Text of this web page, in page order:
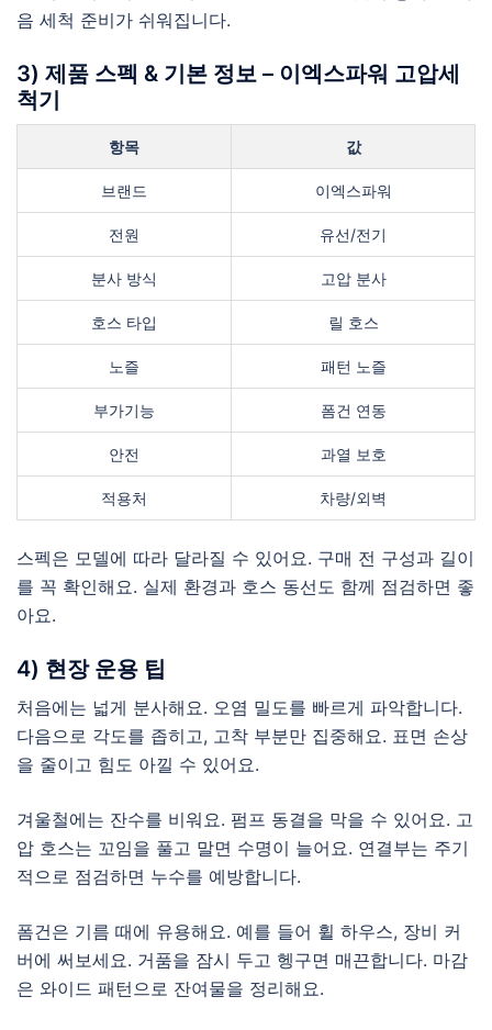
음 세척 준비가 쉬워집니다.
3) 제품 스펙 & 기본 정보 – 이엑스파워 고압세
척기
항목 값
브랜드 이엑스파워
전원 유선/전기
분사 방식 고압 분사
호스 타입 릴 호스
노즐 패턴 노즐
부가기능 폼건 연동
안전 과열 보호
적용처 차량/외벽
스펙은 모델에 따라 달라질 수 있어요. 구매 전 구성과 길이
를 꼭 확인해요. 실제 환경과 호스 동선도 함께 점검하면 좋
아요.
4) 현장 운용 팁
처음에는 넓게 분사해요. 오염 밀도를 빠르게 파악합니다.
다음으로 각도를 좁히고, 고착 부분만 집중해요. 표면 손상
을 줄이고 힘도 아낄 수 있어요.
겨울철에는 잔수를 비워요. 펌프 동결을 막을 수 있어요. 고
압 호스는 꼬임을 풀고 말면 수명이 늘어요. 연결부는 주기
적으로 점검하면 누수를 예방합니다.
폼건은 기름 때에 유용해요. 예를 들어 휠 하우스, 장비 커
버에 써보세요. 거품을 잠시 두고 헹구면 매끈합니다. 마감
은 와이드 패턴으로 잔여물을 정리해요.